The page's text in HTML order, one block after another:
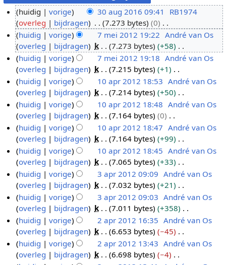
0
u
2
1
huidig vorige 30 aug 2016 09:41
RB1974
overleg
bijdragen 7.273 bytes
0
G
e
e
n
b
e
w
e
r
k
i
n
g
s
s
a
m
e
n
v
a
m
0
2
huidig vorige 7 mei 2012 19:22 André van Os
overleg
bijdragen k 7.273 bytes
+58
G
e
e
n
b
e
w
e
r
k
i
n
g
s
s
a
m
e
n
huidig vorige 7 mei 2012 19:18 André van Os
overleg
bijdragen k 7.215 bytes
+1
G
e
e
n
b
e
w
e
r
k
i
n
g
s
s
a
m
0
p
2
1
huidig vorige 10 apr 2012 18:53 André van Os
overleg
bijdragen k 7.214 bytes
+50
G
e
e
n
b
e
w
e
r
k
i
n
g
s
s
huidig vorige 10 apr 2012 18:48 André van Os
overleg
bijdragen k 7.164 bytes
0
G
e
e
n
b
e
w
e
r
k
i
n
g
huidig vorige 10 apr 2012 18:47 André van Os
overleg
bijdragen k 7.164 bytes
+99
G
e
e
n
b
e
w
e
r
k
i
huidig vorige 10 apr 2012 18:45 André van Os
overleg
bijdragen k 7.065 bytes
+33
G
e
e
n
b
e
w
e
r
a
0
huidig vorige 3 apr 2012 09:09 André van Os
overleg
bijdragen k 7.032 bytes
+21
G
e
e
n
b
e
w
huidig vorige 3 apr 2012 09:03 André van Os
overleg
bijdragen k 7.011 bytes
+358
G
e
e
n
a
huidig vorige 2 apr 2012 16:35 André van Os
overleg
bijdragen k 6.653 bytes
−45
G
e
huidig vorige 2 apr 2012 13:43 André van Os
overleg
bijdragen k 6.698 bytes
−4